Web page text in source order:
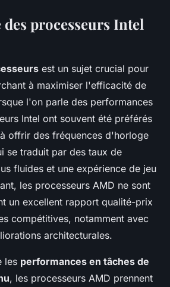
processeurs Intel
est un sujet crucial pour
à maximiser l'efficacité de
l'on parle des performances
Intel ont souvent été préférés
offrir des fréquences d'horloge
se traduit par des taux de
fluides et une expérience de jeu
les processeurs AMD ne sont
un excellent rapport qualité-prix
compétitives, notamment avec
architecturales.
les performances en tâches de
, les processeurs AMD prennent